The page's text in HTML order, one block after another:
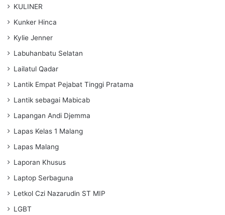
KULINER
Kunker Hinca
Kylie Jenner
Labuhanbatu Selatan
Lailatul Qadar
Lantik Empat Pejabat Tinggi Pratama
Lantik sebagai Mabicab
Lapangan Andi Djemma
Lapas Kelas 1 Malang
Lapas Malang
Laporan Khusus
Laptop Serbaguna
Letkol Czi Nazarudin ST MIP
LGBT